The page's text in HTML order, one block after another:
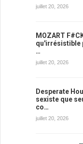
juillet 20, 2026
MOZART
qu'irrésistible
…
juillet 20, 2026
Desperate
sexiste que
co…
juillet 20, 2026